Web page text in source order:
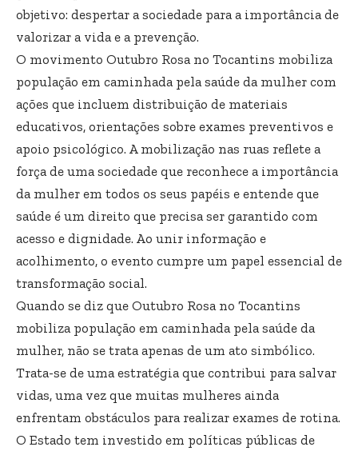
objetivo: despertar a sociedade para a importância de
valorizar a vida e a prevenção.
O movimento Outubro Rosa no Tocantins mobiliza
população em caminhada pela saúde da mulher com
ações que incluem distribuição de materiais
educativos, orientações sobre exames preventivos e
apoio psicológico. A mobilização nas ruas reflete a
força de uma sociedade que reconhece a importância
da mulher em todos os seus papéis e entende que
saúde é um direito que precisa ser garantido com
acesso e dignidade. Ao unir informação e
acolhimento, o evento cumpre um papel essencial de
transformação social.
Quando se diz que Outubro Rosa no Tocantins
mobiliza população em caminhada pela saúde da
mulher, não se trata apenas de um ato simbólico.
Trata-se de uma estratégia que contribui para salvar
vidas, uma vez que muitas mulheres ainda
enfrentam obstáculos para realizar exames de rotina.
O Estado tem investido em políticas públicas de